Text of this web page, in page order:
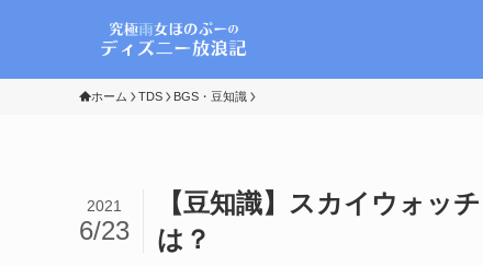
ホーム TDS BGS・豆知識
【豆知識】スカイウォッ
は？
2021
6/23